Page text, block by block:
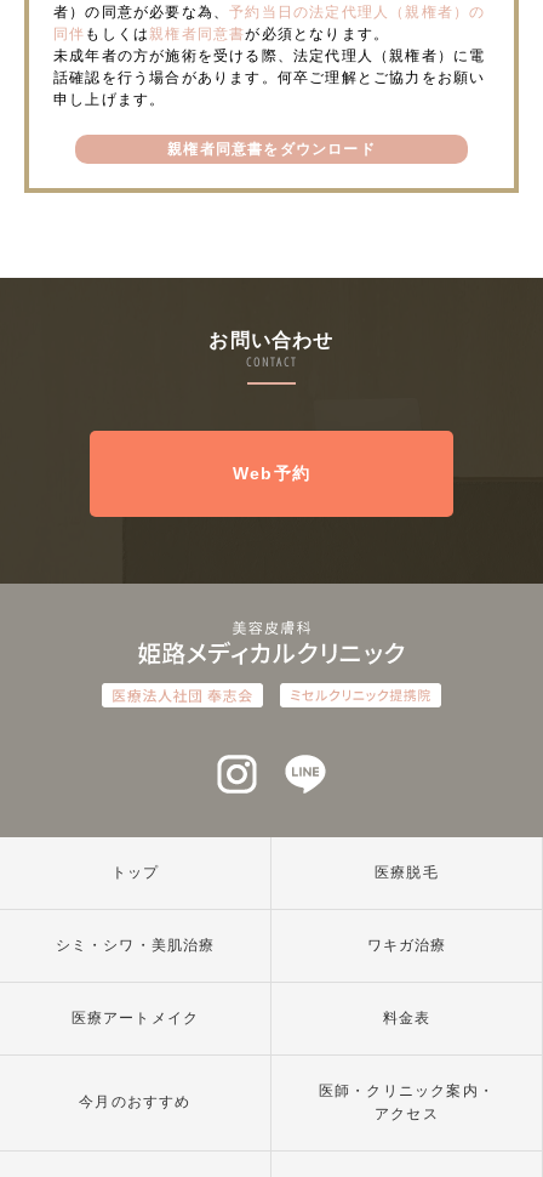
者）の同意が必要な為、予約当日の法定代理人（親権者）の
同伴 もしくは 親権者同意書が必須となります。
未成年者の方が施術を受ける際、法定代理人（親権者）に電
話確認を行う場合があります。何卒ご理解とご協力をお願い
申し上げます。
親権者同意書をダウンロード
お問い合わせ
CONTACT
Web予約
インスタグラム
トップ 医療脱毛
シミ・シワ・美肌治療 ワキガ治療
医療アートメイク 料金表
今月のおすすめ
医師・クリニック案内・
アクセス